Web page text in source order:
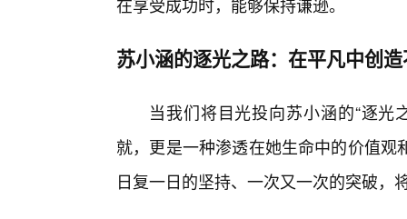
苏小涵的逐光之路：在平凡中创
当我们将目光投向苏小涵的“逐光
就，更是一种渗透在她生命中的价值
日复一日的坚持、一次又一次的突破，